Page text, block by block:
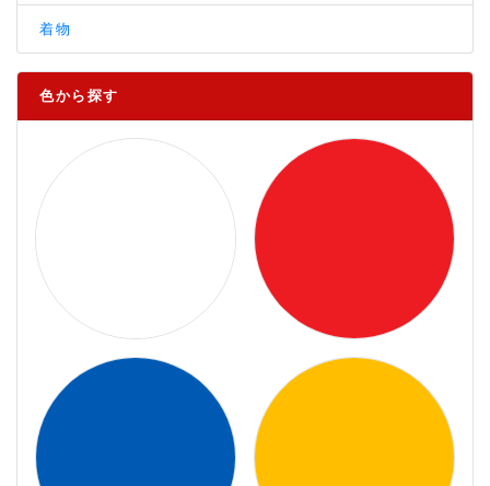
着物
色から探す